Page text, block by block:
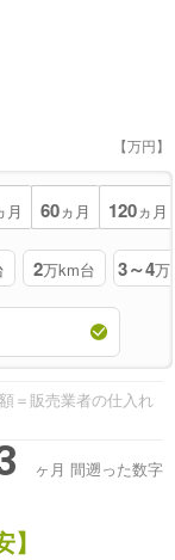
【万円】
月 60ヵ月 120ヵ月
2万km台 3～4万
＝販売業者の仕入れ
ヶ月 間遡った数字